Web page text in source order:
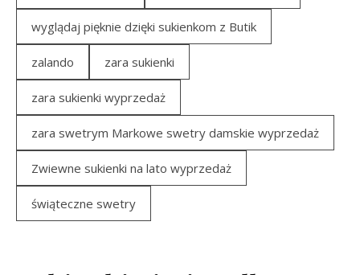
wyglądaj pięknie dzięki sukienkom z Butik
zalando zara sukienki
zara sukienki wyprzedaż
zara swetrym Markowe swetry damskie wyprzedaż
Zwiewne sukienki na lato wyprzedaż
świąteczne swetry